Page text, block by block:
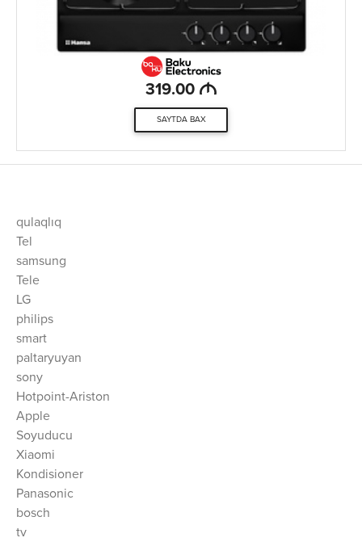
319.00 M
SAYTDA BAX
qulaqlıq
Tel
samsung
Tele
LG
philips
smart
paltaryuyan
sony
Hotpoint-Ariston
Apple
Soyuducu
Xiaomi
Kondisioner
Panasonic
bosch
tv